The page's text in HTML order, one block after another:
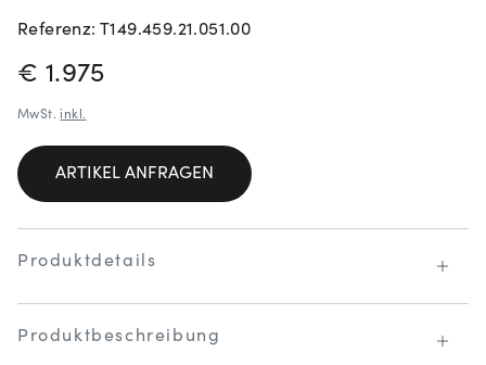
Referenz: T149.459.21.051.00
PREISINFORMATIONEN
€ 1.975
MwSt. inkl.
ARTIKEL ANFRAGEN
Produktdetails
Produktbeschreibung